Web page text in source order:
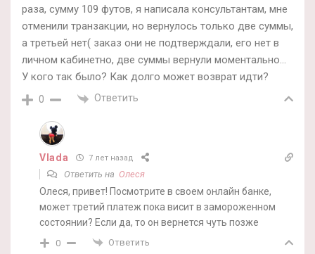
раза, сумму 109 футов, я написала консультантам, мне
отменили транзакции, но вернулось только две суммы,
а третьей нет( заказ они не подтверждали, его нет в
личном кабинетно, две суммы вернули моментально…
У кого так было? Как долго может возврат идти?
0 Ответить
Vlada 7 лет назад
Ответить на Олеся
Олеся, привет! Посмотрите в своем онлайн банке,
может третий платеж пока висит в замороженном
состоянии? Если да, то он вернется чуть позже
0 Ответить